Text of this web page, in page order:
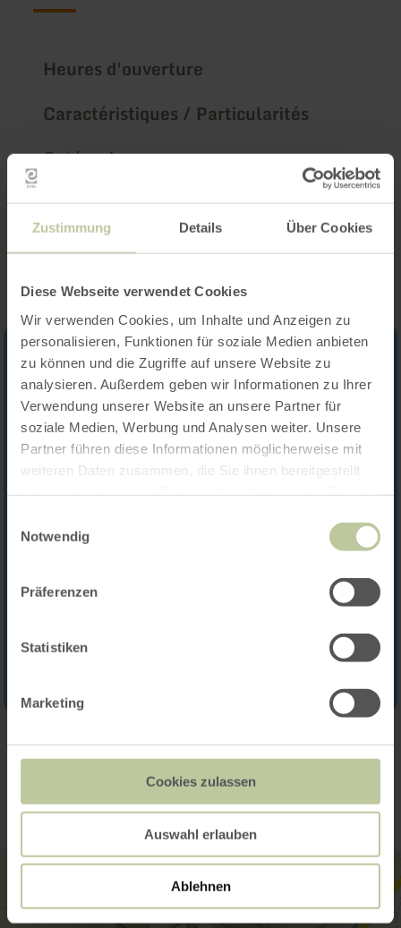
Zustimmung Details Über Cookies
Diese Webseite verwendet Cookies
Wir verwenden Cookies, um Inhalte und Anzeigen zu
personalisieren, Funktionen für soziale Medien anbieten
zu können und die Zugriffe auf unsere Website zu
analysieren. Außerdem geben wir Informationen zu Ihrer
Verwendung unserer Website an unsere Partner für
soziale Medien, Werbung und Analysen weiter. Unsere
Partner führen diese Informationen möglicherweise mit
weiteren Daten zusammen, die Sie ihnen bereitgestellt
Notwendig
Präferenzen
Statistiken
Marketing
Cookies zulassen
Auswahl erlauben
Ablehnen
Heures d'ouverture
Caractéristiques / Particularités
Catégories
Impressions
Contact